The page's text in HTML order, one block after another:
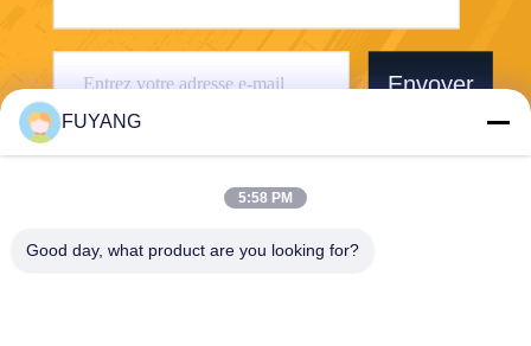
Envoyer
Shenzhen FUYANG Technology Group Co.
FUYANG
5:58 PM
Good day, what product are you looking for?